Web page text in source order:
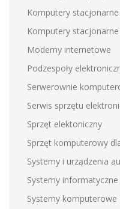
Komputery
Komputery
Modemy internetowe
Podzespoły
Serwerownie
Serwis sprzętu
Sprzęt elektoniczny
Sprzęt komputerowy
Systemy i urządzenia
Systemy
Systemy komputerowe